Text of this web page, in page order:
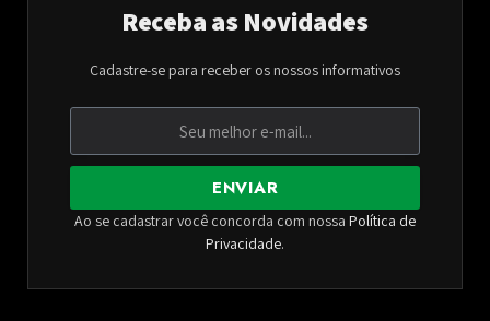
Receba as Novidades
Cadastre-se para receber os nossos informativos
ENVIAR
Ao se cadastrar você concorda com nossa Política de
Privacidade.